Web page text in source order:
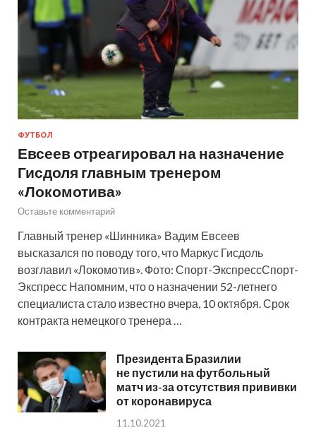
ФУТБОЛ
Евсеев отреагировал на назначение
Гисдоля главным тренером
«Локомотива»
Оставьте комментарий
Главный тренер «Шинника» Вадим Евсеев
высказался по поводу того, что Маркус Гисдоль
возглавил «Локомотив». Фото: Спорт-ЭкспрессСпорт-
Экспресс Напомним, что о назначении 52-летнего
специалиста стало известно вчера, 10 октября. Срок
контракта немецкого тренера …
Президента Бразилии
не пустили на футбольный
матч из-за отсутствия прививки
от коронавируса
11.10.2021